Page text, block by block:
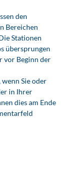
den
Bereichen
Stationen
übersprungen
vor Beginn der
Sie oder
in Ihrer
dies am Ende